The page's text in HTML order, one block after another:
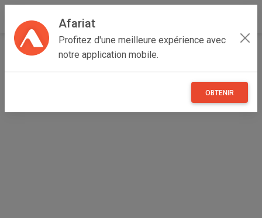
Afariat
Profitez d'une meilleure expérience avec
notre application mobile.
OBTENIR
Accueil Immobilier Cap bon - Sahel
Vente terrain constructible à Chraf plage délégation de